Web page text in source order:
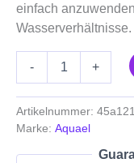
einfach
Wasserverhältnisse.
- +
Artikelnummer:
Marke: Aquael